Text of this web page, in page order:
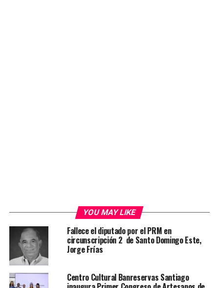
YOU MAY LIKE
Fallece el diputado por el PRM en
circunscripción 2 de Santo Domingo Este,
Jorge Frías
Centro Cultural Banreservas Santiago